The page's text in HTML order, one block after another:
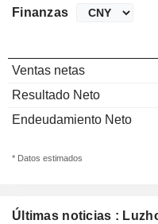
Últimas noticias :
Finanzas
Ventas netas
Resultado Neto
Endeudamiento Neto
* Datos estimados